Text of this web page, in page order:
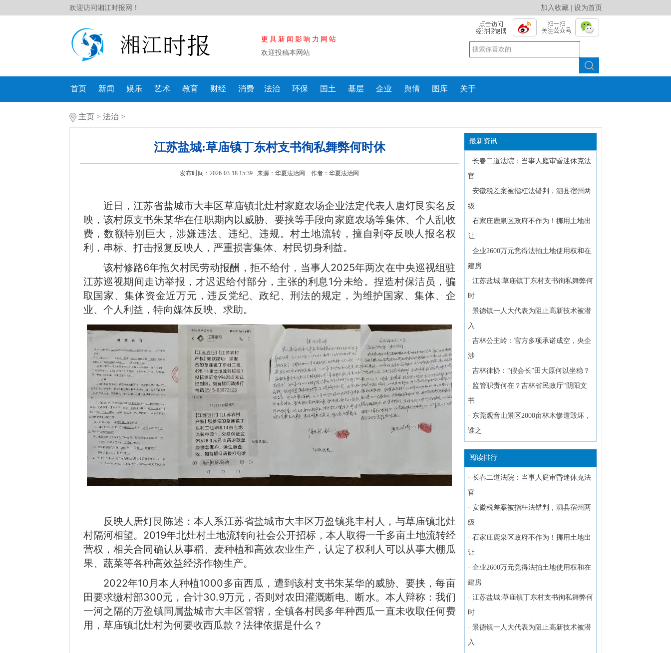
欢迎访问湘江时报网！ 加入收藏| 设为首页
更具新闻影响力网站
欢迎投稿本网站
首页 新闻 娱乐 艺术 教育 财经 消费 法治 环保 国土 基层 企业 舆情 图库 关于
主页> 法治>
江苏盐城:草庙镇丁东村支书徇私舞弊何时休
发布时间：2026-03-18 15:39 来源： 华夏法治网 作者：华夏法治网
近日，江苏省盐城市大丰区草庙镇北灶村家庭农场企业法定代表人唐灯艮实名反
映，该村原支书朱某华在任职期内以威胁、要挟等手段向家庭农场等集体、个人乱收
费，数额特别巨大，涉嫌违法、违纪、违规。村土地流转，擅自剥夺反映人报名权
利，串标、打击报复反映人，严重损害集体、村民切身利益。
该村修路6年拖欠村民劳动报酬，拒不给付，当事人2025年两次在中央巡视组驻
江苏巡视期间走访举报，才迟迟给付部分，主张的利息1分未给。捏造村保洁员，骗
取国家、集体资金近万元，违反党纪、政纪、刑法的规定，为维护国家、集体、企
业、个人利益，特向媒体反映、求助。
反映人唐灯艮陈述：本人系江苏省盐城市大丰区万盈镇兆丰村人，与草庙镇北灶
村隔河相望。2019年北灶村土地流转向社会公开招标，本人取得一千多亩土地流转经
营权，相关合同确认从事稻、麦种植和高效农业生产，认定了权利人可以从事大棚瓜
果、蔬菜等各种高效益经济作物生产。
2022年10月本人种植1000多亩西瓜，遭到该村支书朱某华的威胁、要挟，每亩
田要求缴村部300元，合计30.9万元，否则对农田灌溉断电、断水。本人辩称：我们
一河之隔的万盈镇同属盐城市大丰区管辖，全镇各村民多年种西瓜一直未收取任何费
用，草庙镇北灶村为何要收西瓜款？法律依据是什么？
最新资讯
· 长春二道法院：当事人庭审昏迷休克法
官
· 安徽税差案被指枉法错判，泗县宿州两
级
· 石家庄鹿泉区政府不作为！挪用土地出
让
· 企业2600万元竞得法拍土地使用权和在
建房
· 江苏盐城:草庙镇丁东村支书徇私舞弊何
时
· 景德镇一人大代表为阻止高新技术被潜
入
· 吉林公主岭：官方多项承诺成空，央企
涉
· 吉林律协：“假会长”田大原何以坐稳？
· 监管职责何在？吉林省民政厅“阴阳文
书
· 东莞观音山景区2000亩林木惨遭毁坏，
谁之
阅读排行
· 长春二道法院：当事人庭审昏迷休克法
官
· 安徽税差案被指枉法错判，泗县宿州两
级
· 石家庄鹿泉区政府不作为！挪用土地出
让
· 企业2600万元竞得法拍土地使用权和在
建房
· 江苏盐城:草庙镇丁东村支书徇私舞弊何
时
· 景德镇一人大代表为阻止高新技术被潜
入